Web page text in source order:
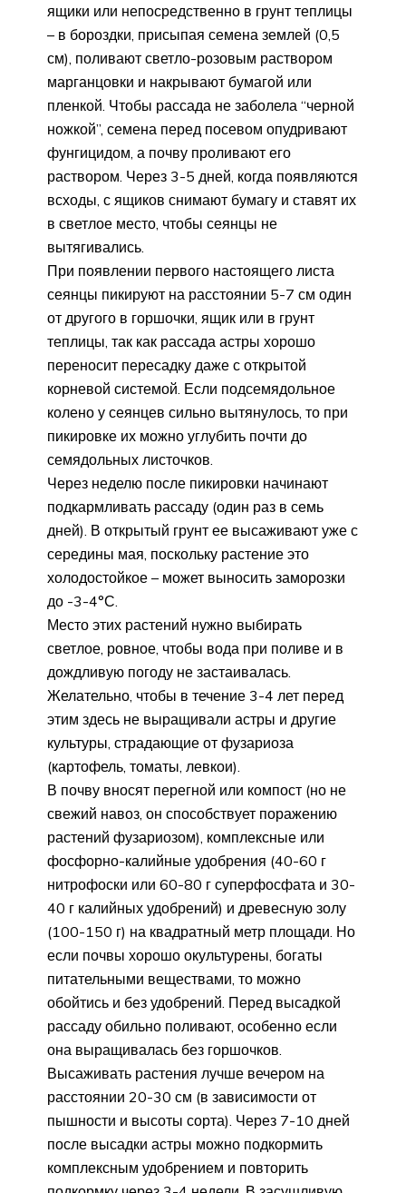
ящики или непосредственно в грунт теплицы
– в бороздки, присыпая семена землей (0,5
см), поливают светло-розовым раствором
марганцовки и накрывают бумагой или
пленкой. Чтобы рассада не заболела “черной
ножкой”, семена перед посевом опудривают
фунгицидом, а почву проливают его
раствором. Через 3-5 дней, когда появляются
всходы, с ящиков снимают бумагу и ставят их
в светлое место, чтобы сеянцы не
вытягивались.
При появлении первого настоящего листа
сеянцы пикируют на расстоянии 5-7 см один
от другого в горшочки, ящик или в грунт
теплицы, так как рассада астры хорошо
переносит пересадку даже с открытой
корневой системой. Если подсемядольное
колено у сеянцев сильно вытянулось, то при
пикировке их можно углубить почти до
семядольных листочков.
Через неделю после пикировки начинают
подкармливать рассаду (один раз в семь
дней). В открытый грунт ее высаживают уже с
середины мая, поскольку растение это
холодостойкое – может выносить заморозки
до -3-4°С.
Место этих растений нужно выбирать
светлое, ровное, чтобы вода при поливе и в
дождливую погоду не застаивалась.
Желательно, чтобы в течение 3-4 лет перед
этим здесь не выращивали астры и другие
культуры, страдающие от фузариоза
(картофель, томаты, левкои).
В почву вносят перегной или компост (но не
свежий навоз, он способствует поражению
растений фузариозом), комплексные или
фосфорно-калийные удобрения (40-60 г
нитрофоски или 60-80 г суперфосфата и 30-
40 г калийных удобрений) и древесную золу
(100-150 г) на квадратный метр площади. Но
если почвы хорошо окультурены, богаты
питательными веществами, то можно
обойтись и без удобрений. Перед высадкой
рассаду обильно поливают, особенно если
она выращивалась без горшочков.
Высаживать растения лучше вечером на
расстоянии 20-30 см (в зависимости от
пышности и высоты сорта). Через 7-10 дней
после высадки астры можно подкормить
комплексным удобрением и повторить